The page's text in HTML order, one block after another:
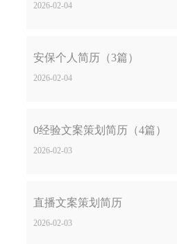
2026-02-04
安保个人简历（3篇）
2026-02-04
0经验文案策划简历（4篇）
2026-02-03
直播文案策划简历
2026-02-03